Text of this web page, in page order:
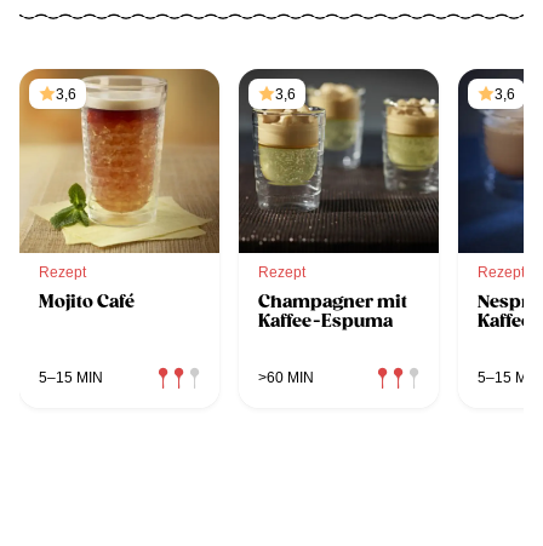
3,6
Rezept
Mojito Café
5–15 MIN
3,6
Rezept
Champagner mit
Kaffee-Espuma
>60 MIN
3,6
Rezept
Kaffee
5–15 MIN